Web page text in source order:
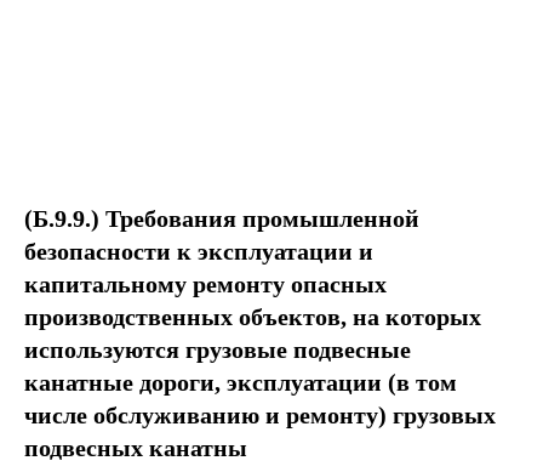
(Б.9.9.) Требования промышленной
безопасности к эксплуатации и
капитальному ремонту опасных
производственных объектов, на которых
используются грузовые подвесные
канатные дороги, эксплуатации (в том
числе обслуживанию и ремонту) грузовых
подвесных канатны